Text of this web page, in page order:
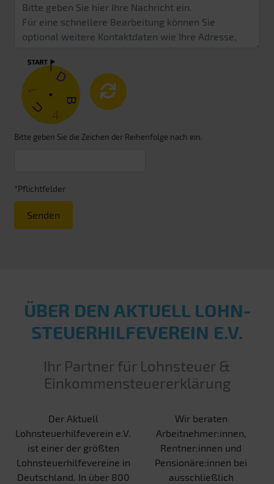
Bitte geben Sie die Zeichen der Reihenfolge nach ein.
*Pflichtfelder
Senden
ÜBER DEN AKTUELL LOHN­
STEUER­HILFE­VEREIN E.V.
Ihr Partner für Lohnsteuer &
Einkommensteuererklärung
Der Aktuell
Lohnsteuerhilfeverein e.V.
ist einer der größten
Lohnsteuerhilfevereine in
Deutschland. In über 800
Wir beraten
Arbeitnehmer:innen,
Rentner:innen und
Pensionäre:innen bei
ausschließlich